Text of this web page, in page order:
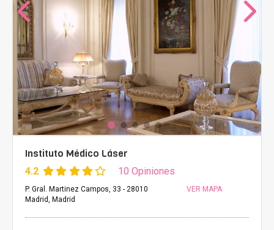
Instituto Médico Láser
4.2 10 Opiniones
P. Gral. Martinez Campos, 33 - 28010
Madrid, Madrid
VER MAPA